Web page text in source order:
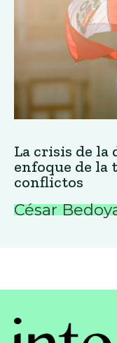
La crisis de la
enfoque de la
conflictos
César